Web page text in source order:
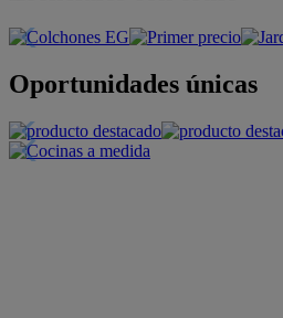
Oportunidades únicas